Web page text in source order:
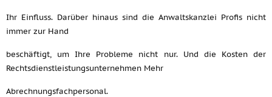
Ihr Einfluss. Darüber hinaus sind die Anwaltskanzlei Profis nicht
immer zur Hand
beschäftigt, um Ihre Probleme nicht nur. Und die Kosten der
Rechtsdienstleistungsunternehmen Mehr
Abrechnungsfachpersonal.